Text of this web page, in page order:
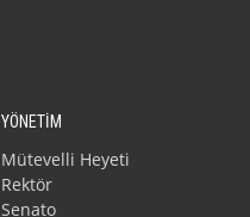
YÖNETİM
Mütevelli Heyeti
Rektör
Senato